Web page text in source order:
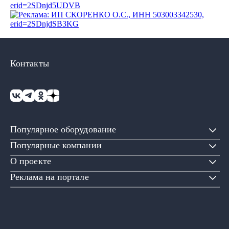
Популярное оборудование
Популярные компании
О проекте
Реклама на портале
Контакты